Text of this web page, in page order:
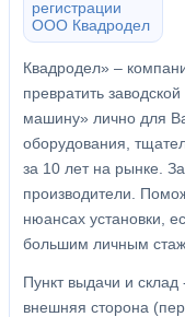
Квадродел» –
превратить
машину» лично для
оборудования,
за 10 лет на рынке.
производители.
нюансах установки,
большим личным
Пункт выдачи и
внешняя сторона